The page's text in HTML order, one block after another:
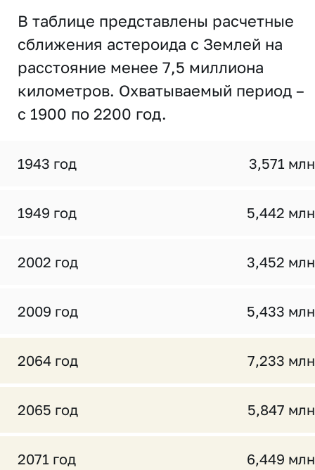
В таблице представлены расчетные
сближения астероида с Землей на
расстояние менее 7,5 миллиона
километров. Охватываемый период –
с 1900 по 2200 год.
1943 год 3,571
1949 год 5,442
2002 год 3,452
2009 год 5,433
2064 год 7,233
2065 год 5,847
2071 год 6,449